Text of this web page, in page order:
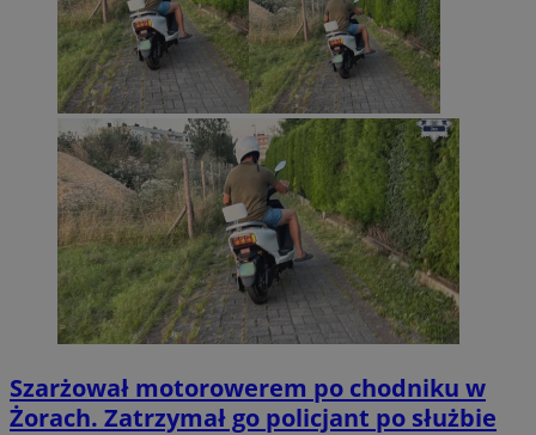
Szarżował motorowerem po chodniku w
Żorach. Zatrzymał go policjant po służbie